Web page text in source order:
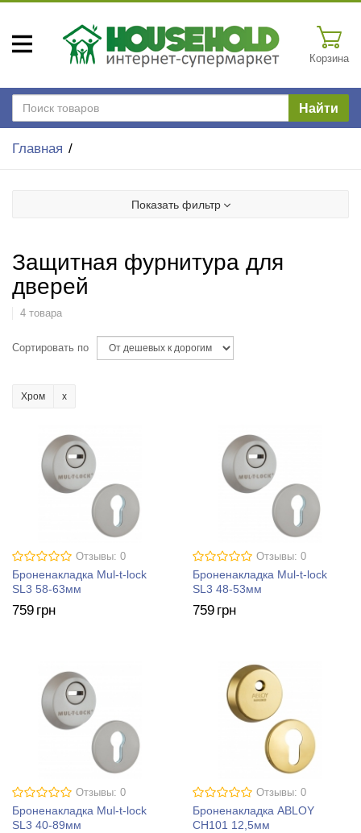
Корзина
Найти
Главная
Показать фильтр
Защитная фурнитура для
дверей
4 товара
Сортировать по
Хром
Отзывы: 0
Броненакладка Mul-t-lock
SL3 58-63мм
759 грн
Отзывы: 0
Броненакладка Mul-t-lock
SL3 48-53мм
759 грн
Отзывы: 0
Броненакладка Mul-t-lock
SL3 40-89мм
Отзывы: 0
Броненакладка ABLOY
CH101 12,5мм